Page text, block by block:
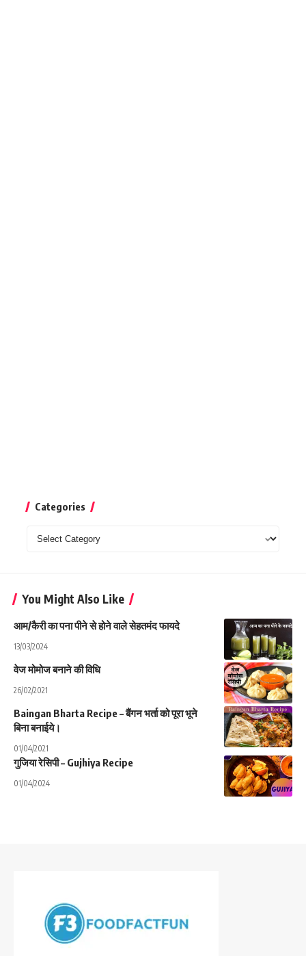
Categories
Categories
You Might Also Like
आम/कैरी का पना पीने से होने वाले सेहतमंद फायदे
13/03/2024
वेज मोमोज बनाने की विधि
26/02/2021
Baingan Bharta Recipe – बैंगन भर्ता को पूरा भूने
बिना बनाईये।
01/04/2021
गुजिया रेसिपी – Gujhiya Recipe
01/04/2024